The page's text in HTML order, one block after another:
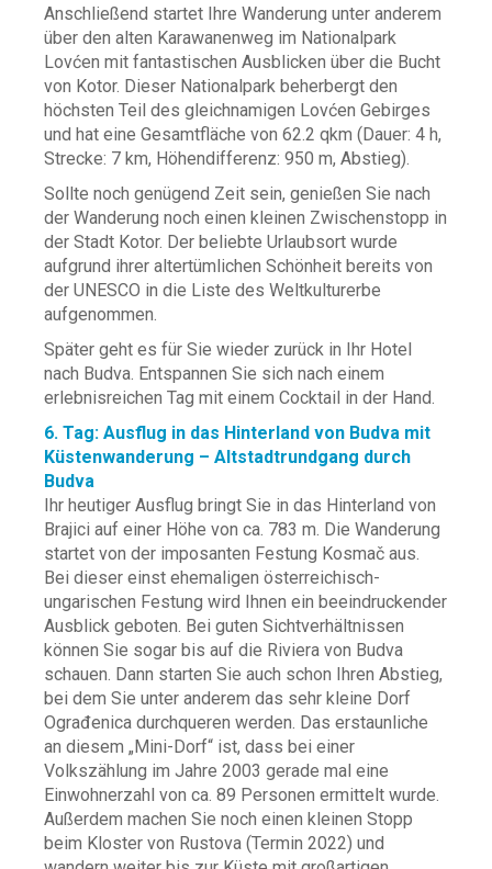
Anschließend startet Ihre Wanderung unter anderem
über den alten Karawanenweg im Nationalpark
Lovćen mit fantastischen Ausblicken über die Bucht
von Kotor. Dieser Nationalpark beherbergt den
höchsten Teil des gleichnamigen Lovćen Gebirges
und hat eine Gesamtfläche von 62.2 qkm (Dauer: 4 h,
Strecke: 7 km, Höhendifferenz: 950 m, Abstieg).
Sollte noch genügend Zeit sein, genießen Sie nach
der Wanderung noch einen kleinen Zwischenstopp in
der Stadt Kotor. Der beliebte Urlaubsort wurde
aufgrund ihrer altertümlichen Schönheit bereits von
der UNESCO in die Liste des Weltkulturerbe
aufgenommen.
Später geht es für Sie wieder zurück in Ihr Hotel
nach Budva. Entspannen Sie sich nach einem
erlebnisreichen Tag mit einem Cocktail in der Hand.
6. Tag: Ausflug in das Hinterland von Budva mit
Küstenwanderung – Altstadtrundgang durch
Budva
Ihr heutiger Ausflug bringt Sie in das Hinterland von
Brajici auf einer Höhe von ca. 783 m. Die Wanderung
startet von der imposanten Festung Kosmač aus.
Bei dieser einst ehemaligen österreichisch-
ungarischen Festung wird Ihnen ein beeindruckender
Ausblick geboten. Bei guten Sichtverhältnissen
können Sie sogar bis auf die Riviera von Budva
schauen. Dann starten Sie auch schon Ihren Abstieg,
bei dem Sie unter anderem das sehr kleine Dorf
Ograđenica durchqueren werden. Das erstaunliche
an diesem „Mini-Dorf“ ist, dass bei einer
Volkszählung im Jahre 2003 gerade mal eine
Einwohnerzahl von ca. 89 Personen ermittelt wurde.
Außerdem machen Sie noch einen kleinen Stopp
beim Kloster von Rustova (Termin 2022) und